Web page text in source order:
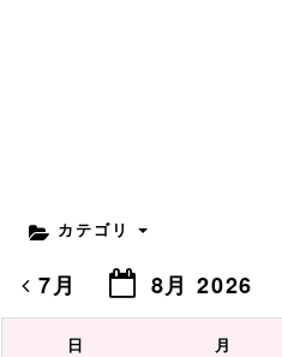
カテゴリ
7月 8月 2026
日 月